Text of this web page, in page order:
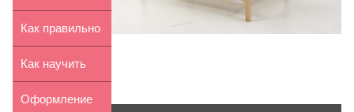
рисунке
рождения в
стиле Свинки
Пеппы
Как правильно
выбирать
детскую ...
Как научить
ребенка
Оформление